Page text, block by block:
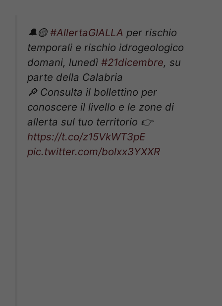
🔔🟡 #AllertaGIALLA per rischio
temporali e rischio idrogeologico
domani, lunedì #21dicembre, su
parte della Calabria
🔎 Consulta il bollettino per
conoscere il livello e le zone di
allerta sul tuo territorio 👉
https://t.co/z15VkWT3pE
pic.twitter.com/bolxx3YXXR